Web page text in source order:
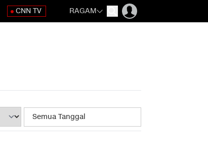
CNN TV RAGAM